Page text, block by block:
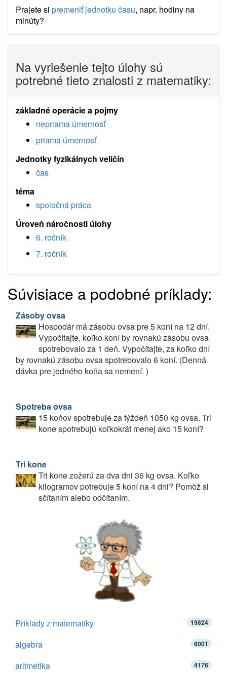
Prajete si premeniť jednotku času, napr. hodiny na
minúty?
Na vyriešenie tejto úlohy sú
potrebné tieto znalosti z matematiky:
základné operácie a pojmy
nepriama úmernosť
priama úmernosť
Jednotky fyzikálnych veličín
čas
téma
spoločná práca
Úroveň náročnosti úlohy
6. ročník
7. ročník
Súvisiace a podobné príklady:
Zásoby ovsa
Hospodár má zásobu ovsa pre 5 koní na 12 dní.
Vypočítajte, koľko koní by rovnakú zásobu ovsa
spotrebovalo za 1 deň. Vypočítajte, za koľko dní
by rovnakú zásobu ovsa spotrebovalo 6 koní. (Denná
dávka pre jedného koňa sa nemení. )
Spotreba ovsa
15 koňov spotrebuje za týždeň 1050 kg ovsa. Tri
kone spotrebujú koľkokrát menej ako 15 koní?
Tri kone
Tri kone zožerú za dva dni 36 kg ovsa. Koľko
kilogramov potrebuje 5 koní na 4 dni? Pomôž si
sčítaním alebo odčítaním.
Príklady z matematiky 19824
algebra 6001
aritmetika 4176